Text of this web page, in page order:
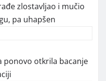
zlostavljao i mučio
pa uhapšen
ponovo otkrila bacanje